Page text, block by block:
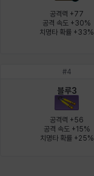
카밀로
크레이버
펠릭스
공격력 +77
공격 속도 +30%
치명타 확률 +33%
#4
블루3
공격력 +56
공격 속도 +15%
치명타 확률 +25%